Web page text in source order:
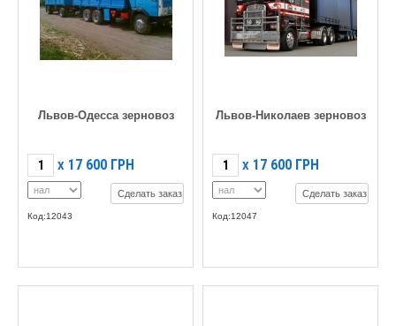
Львов-Одесса зерновоз
X 17 600 ГРН
Сделать заказ
Код:12043
Львов-Николаев зерновоз
X 17 600 ГРН
Сделать заказ
Код:12047